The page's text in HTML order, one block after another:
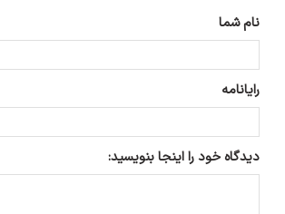
نام شما
رایانامه
دیدگاه خود را اینجا بنویسید: